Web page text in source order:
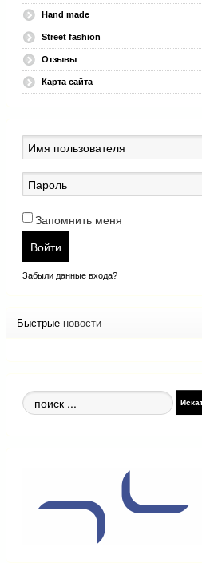
Hand made
Street fashion
Отзывы
Карта сайта
Запомнить меня
Войти
Забыли данные входа?
Быстрые новости
Поиск
по